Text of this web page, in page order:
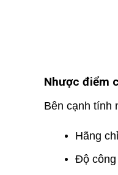
Nhược điểm
Bên cạnh tính
Hãng
Độ công